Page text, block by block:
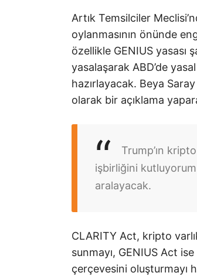
Artık Temsilciler
oylanmasının önünde
özellikle GENIUS yasası
yasalaşarak ABD’de
hazırlayacak. Beya
olarak bir açıklama
Trump’ın
işbirliğini
aralayacak.
CLARITY Act, kripto
sunmayı, GENIUS Act
çerçevesini oluşturmayı